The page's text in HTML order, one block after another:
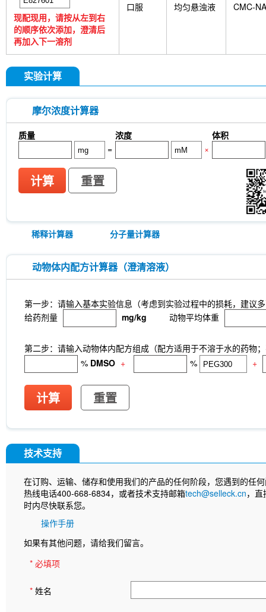
现配现用，请按从左到右
的顺序依次添加，澄清后
再加入下一溶剂
口服 均匀悬浊液 CMC-NA
实验计算
摩尔浓度计算器
质量 浓度
体积
=
×
计算 重置
稀释计算器 分子量计算器
动物体内配方计算器（澄清溶液）
第一步：请输入基本实验信息（考虑到实验过程中的损耗，建议
给药剂量
mg/kg 动物平均体重
第二步：请输入动物体内配方组成（配方适用于不溶于水的药物
% DMSO + % +
计算 重置
技术支持
在订购、运输、储存和使用我们的产品的任何阶段，您遇到的任
热线电话400-668-6834，或者技术支持邮箱tech@selleck.cn，
时内尽快联系您。
操作手册
如果有其他问题，请给我们留言。
* 必填项
* 姓名